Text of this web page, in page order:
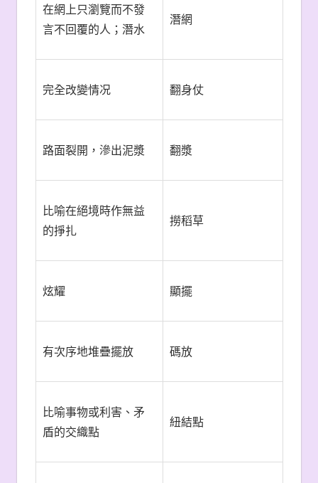
在網上只瀏覽而不發
言不回覆的人；潛水
潛網
完全改變情况 翻身仗
路面裂開，滲出泥漿 翻漿
比喻在絕境時作無益
的掙扎
撈稻草
炫耀 顯擺
有次序地堆疊擺放 碼放
比喻事物或利害、矛
盾的交織點
紐結點